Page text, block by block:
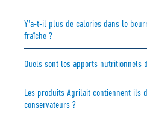
Y'a-t-il plus de calories dans le
fraîche ?
Quels sont les apports nutritionnels
Les produits Agrilait contiennent ils
conservateurs ?